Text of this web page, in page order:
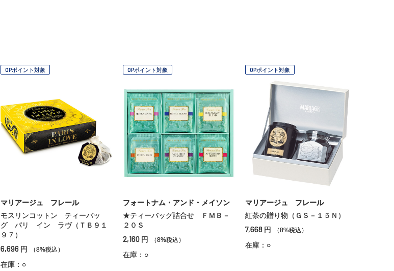
OPポイント対象
マリアージュ フレール
モスリンコットン ティーバッ
グ パリ イン ラヴ（ＴＢ９１
９７）
6,696 円 （8%税込）
在庫：○
OPポイント対象
フォートナム・アンド・メイソン
★ティーバッグ詰合せ ＦＭＢ－
２０Ｓ
2,160 円 （8%税込）
在庫：○
OPポイント対象
マリアージュ フレール
紅茶の贈り物（ＧＳ－１５Ｎ）
7,668 円 （8%税込）
在庫：○